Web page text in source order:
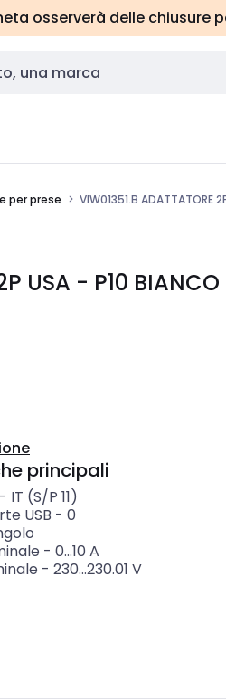
osserverà delle chiusure
per prese VIW01351.B ADATTATORE
USA - P10 BIANCO
principali
IT (S/P 11)
USB - 0
- 0...10 A
- 230...230.01 V